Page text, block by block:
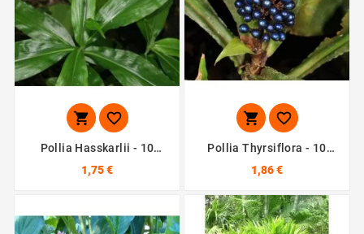
 
Pollia Hasskarlii - 10
1,75 €
 
Pollia Thyrsiflora - 10
1,86 €